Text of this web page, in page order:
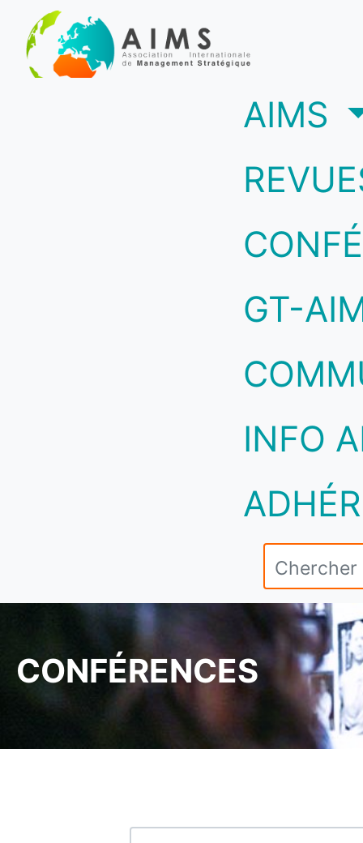
AIMS
GT-
INFO
CONFÉRENCES